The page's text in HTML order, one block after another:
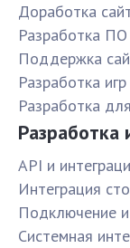
Доработка
Разработка ПО
Поддержка
Разработка игр
Разработка
Разработка
API и
Интеграция
Подключение
Системная